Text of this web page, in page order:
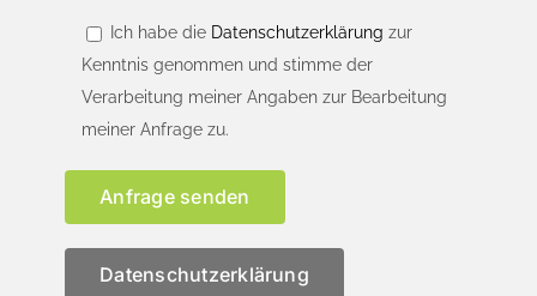
Ich habe die Datenschutzerklärung zur
Kenntnis genommen und stimme der
Verarbeitung meiner Angaben zur Bearbeitung
meiner Anfrage zu.
Datenschutzerklärung